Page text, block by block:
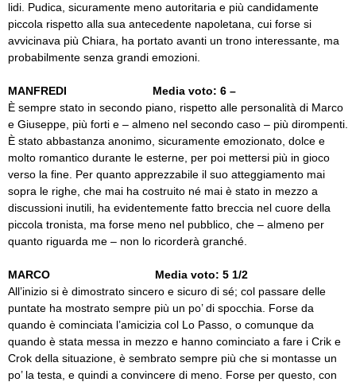
lidi. Pudica, sicuramente meno autoritaria e più candidamente
piccola rispetto alla sua antecedente napoletana, cui forse si
avvicinava più Chiara, ha portato avanti un trono interessante, ma
probabilmente senza grandi emozioni.
MANFREDI Media voto: 6 –
È sempre stato in secondo piano, rispetto alle personalità di Marco
e Giuseppe, più forti e – almeno nel secondo caso – più dirompenti.
È stato abbastanza anonimo, sicuramente emozionato, dolce e
molto romantico durante le esterne, per poi mettersi più in gioco
verso la fine. Per quanto apprezzabile il suo atteggiamento mai
sopra le righe, che mai ha costruito né mai è stato in mezzo a
discussioni inutili, ha evidentemente fatto breccia nel cuore della
piccola tronista, ma forse meno nel pubblico, che – almeno per
quanto riguarda me – non lo ricorderà granché.
MARCO Media voto: 5 1/2
All’inizio si è dimostrato sincero e sicuro di sé; col passare delle
puntate ha mostrato sempre più un po’ di spocchia. Forse da
quando è cominciata l’amicizia col Lo Passo, o comunque da
quando è stata messa in mezzo e hanno cominciato a fare i Crik e
Crok della situazione, è sembrato sempre più che si montasse un
po’ la testa, e quindi a convincere di meno. Forse per questo, con